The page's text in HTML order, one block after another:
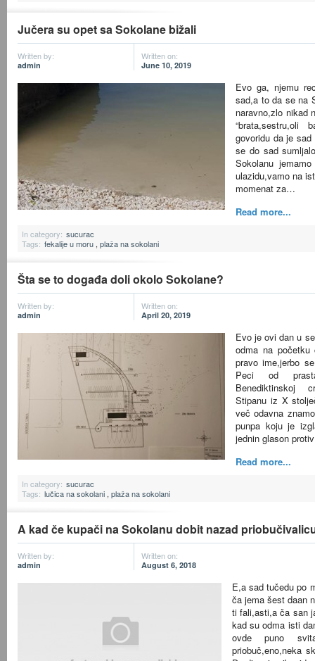
Jučera su opet sa Sokolane bižali
Written by:
admin
Written on:
June 10, 2019
Evo ga, njemu
sad,a to da se na
naravno,zlo nikad
“brata,sestru,oli
govoridu da je
se do sad
Sokolanu
ulazidu,vamo na
momenat za…
Read more...
In category: sucurac
Tags: fekalije u moru , plaža na sokolani
Šta se to događa doli okolo Sokolane?
Written by:
admin
Written on:
April 20, 2019
Evo je ovi dan u
odma na
pravo ime,jerbo
Peci od
Benediktinskoj
Stipanu iz X
več odavna
punpa koju je
jednin glason
Read more...
In category: sucurac
Tags: lučica na sokolani , plaža na sokolani
A kad če kupači na Sokolanu dobit nazad
Written by:
admin
Written on:
August 6, 2018
E,a sad tučedu po
ča jema šest daan
ti fali,asti,a ča san
kad su odma isti
ovde puno
priobuč,eno,neka